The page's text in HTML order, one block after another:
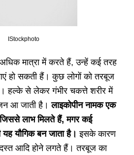
IStockphoto
मात्रा में करते हैं, उन्हें कई तरह
हो सकती हैं। कुछ लोगों को तरबूज
हल्के से लेकर गंभीर चकत्ते शरीर में
आ जाती है।लाइकोपीन नामक एक
लाभ मिलते हैं, मगर कई
यौगिक बन जाता है। इसके कारण
आदि होने लगते हैं। तरबूज का